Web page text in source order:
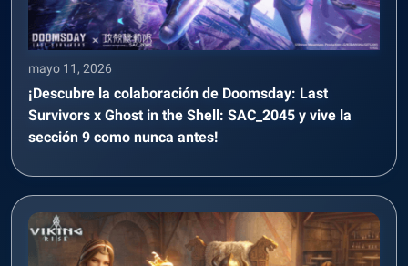
mayo 11, 2026
¡Descubre la colaboración de Doomsday: Last
Survivors x Ghost in the Shell: SAC_2045 y vive la
sección 9 como nunca antes!